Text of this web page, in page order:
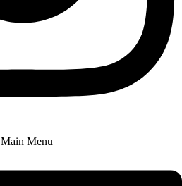
Main Menu